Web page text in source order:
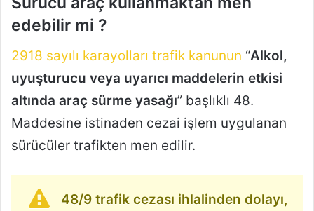
edebilir mi ?
2918 sayılı karayolları trafik kanunun “Alkol,
uyuşturucu veya uyarıcı maddelerin etkisi
altında araç sürme yasağı” başlıklı 48.
Maddesine istinaden cezai işlem uygulanan
sürücüler trafikten men edilir.
48/9 trafik cezası ihlalinden dolayı,